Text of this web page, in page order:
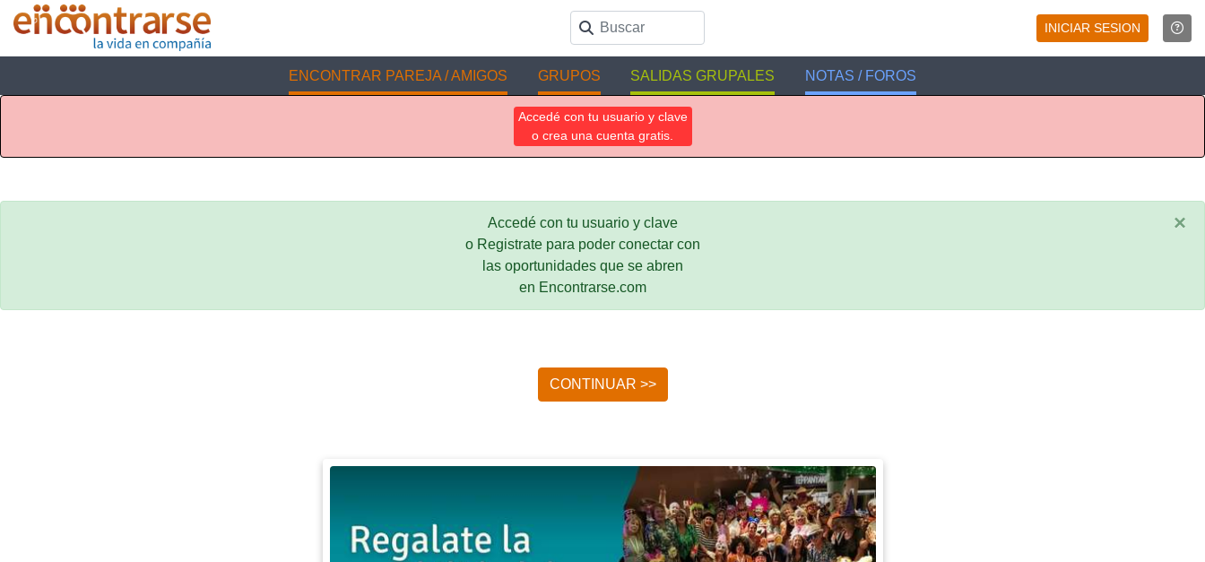
INICIAR SESION
ENCONTRAR PAREJA / AMIGOS GRUPOS SALIDAS GRUPALES NOTAS / FOROS
Accedé con tu usuario y clave
o crea una cuenta gratis.
Accedé con tu usuario y clave
o Registrate para poder conectar con
las oportunidades que se abren
en Encontrarse.com
×
CONTINUAR >>